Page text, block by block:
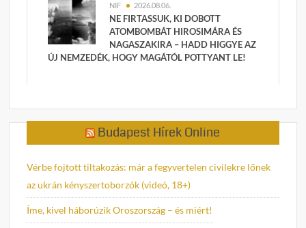
NIF 2026.08.06.
NE FIRTASSUK, KI DOBOTT
ATOMBOMBÁT HIROSIMÁRA ÉS
NAGASZAKIRA – HADD HIGGYE AZ
ÚJ NEMZEDÉK, HOGY MAGÁTÓL POTTYANT LE!
Budapest Hírek Online
Vérbe fojtott tiltakozás: már a fegyvertelen civilekre lőnek
az ukrán kényszertoborzók (videó, 18+)
Íme, kivel háborúzik Oroszország – és miért!